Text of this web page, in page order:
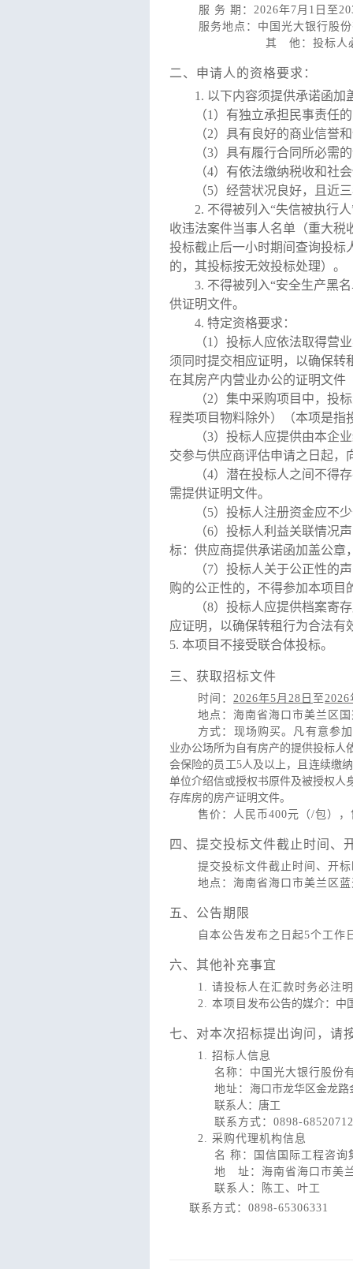
服 务 期：2026年7月1日至
服务地点：中国光大银行股
其 他：投标人
二、申请人的资格要求：
1. 以下内容须提供承诺函加
（1）有独立承担民事责任
（2）具有良好的商业信誉
（3）具有履行合同所必需
（4）有依法缴纳税收和社
（5）经营状况良好，且近
2. 不得被列入“失信被执行
收违法案件当事人名单（重大税
投标截止后一小时期间查询投标
的，其投标按无效投标处理）。
3. 不得被列入“安全生产黑
供证明文件。
4. 特定资格要求：
（1）投标人应依法取得营
须同时提交相应证明，以确保转
在其房产内营业办公的证明文件
（2）集中采购项目中，投
程类项目物料除外）（本项是指
（3）投标人应提供由本企
交参与供应商评估申请之日起，
（4）潜在投标人之间不得
需提供证明文件。
（5）投标人注册资金应不
（6） 投标人利益关联情况
标：供应商提供承诺函加盖公章
（7）投标人关于公正性的
购的公正性的，不得参加本项目
（8）投标人应提供档案寄
应证明，以确保转租行为合法有
5. 本项目不接受联合体投标。
三、获取招标文件
时间： 2026年5月28日 至2026
地点：海南省海口市美兰区
方式：现场购买。凡有意参
业办公场所为自有房产的提供投标人
会保险的员工5人及以上，且连续缴
单位介绍信或授权书原件及被授权人
存库房的房产证明文件。
售价：人民币400元（/包）
四、提交投标文件截止时间、
提交投标文件截止时间、开
地点：海南省海口市美兰区
五、公告期限
自本公告发布之日起5个工作
六、其他补充事宜
1. 请投标人在汇款时务必注
2. 本项目 发布公告的媒介：中
七、对本次招标提出询问，请
1. 招标人信息
名称：中国光大银行股份
地址： 海口市龙华区金龙
联系人：唐工
联系方式：0898-68520712
2. 采购代理机构信息
名 称：国信国际工程咨询
地 址：海南省海口市美
联系人：陈工、叶工
联系方式：0898-65306331